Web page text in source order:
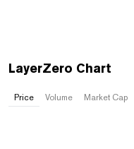
LayerZero Chart
Price Volume Market Cap